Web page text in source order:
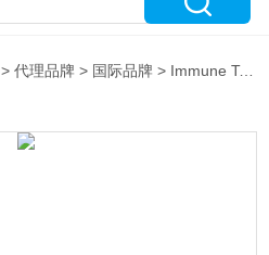
>代理品牌 > 国际品牌 > Immune Technology代理